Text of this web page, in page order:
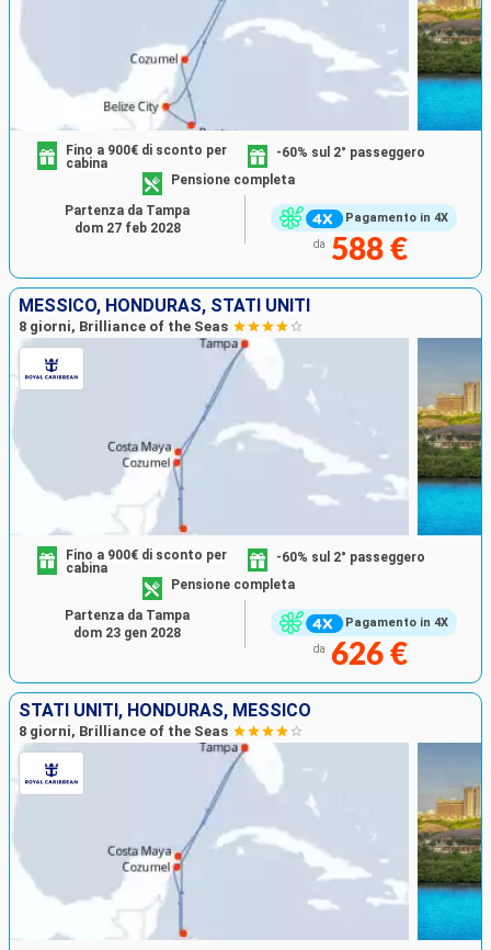
Pagamento in 4X
Fino a 900€ di sconto per
cabina
-60% sul 2° passeggero
Pensione completa
da 588 €
Partenza da Tampa
dom 27 feb 2028
MESSICO, HONDURAS, STATI UNITI
8 giorni, Brilliance of the Seas
Pagamento in 4X
Fino a 900€ di sconto per
cabina
-60% sul 2° passeggero
Pensione completa
da 626 €
Partenza da Tampa
dom 23 gen 2028
STATI UNITI, HONDURAS, MESSICO
8 giorni, Brilliance of the Seas